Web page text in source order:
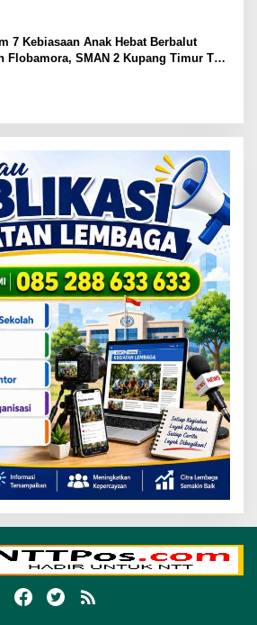
7 Kebiasaan Anak Hebat Berbalut
Flobamora, SMAN 2 Kupang Timur Tuai